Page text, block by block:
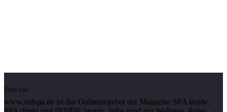
Über uns
www.redspa.de ist das Onlineangebot der Magazine SPA inside,